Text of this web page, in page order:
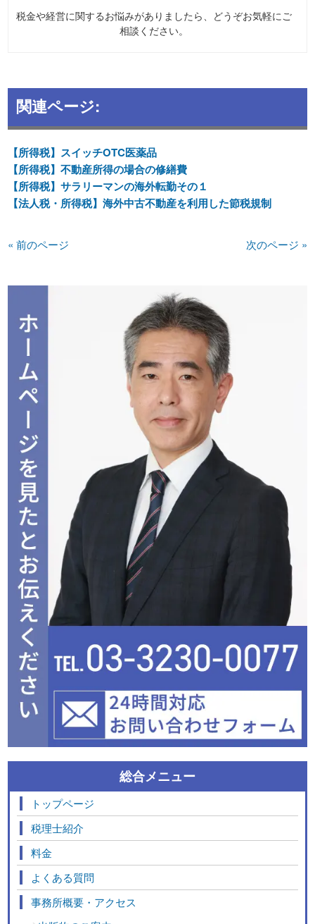
税金や経営に関するお悩みがありましたら、どうぞお気軽にご
相談ください。
関連ページ:
【所得税】スイッチOTC医薬品
【所得税】不動産所得の場合の修繕費
【所得税】サラリーマンの海外転勤その１
【法人税・所得税】海外中古不動産を利用した節税規制
« 前のページ 次のページ »
総合メニュー
トップページ
税理士紹介
料金
よくある質問
事務所概要・アクセス